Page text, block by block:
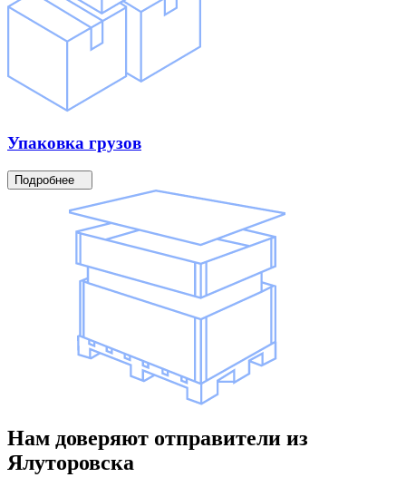
Упаковка грузов
Подробнее
Нам доверяют отправители из
Ялуторовска